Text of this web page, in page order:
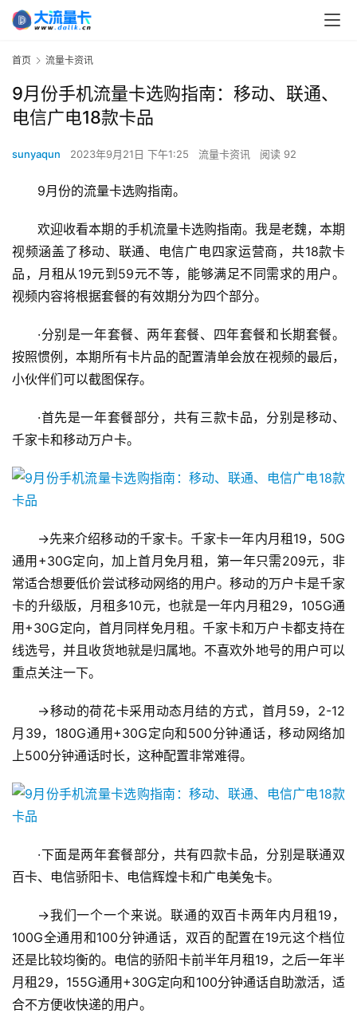
首页 流量卡资讯
9月份手机流量卡选购指南：移动、联通、
电信广电18款卡品
sunyaqun 2023年9月21日 下午1:25 流量卡资讯 阅读 92
9月份的流量卡选购指南。
欢迎收看本期的手机流量卡选购指南。我是老魏，本期
视频涵盖了移动、联通、电信广电四家运营商，共18款卡
品，月租从19元到59元不等，能够满足不同需求的用户。
视频内容将根据套餐的有效期分为四个部分。
·分别是一年套餐、两年套餐、四年套餐和长期套餐。
按照惯例，本期所有卡片品的配置清单会放在视频的最后，
小伙伴们可以截图保存。
·首先是一年套餐部分，共有三款卡品，分别是移动、
千家卡和移动万户卡。
→先来介绍移动的千家卡。千家卡一年内月租19，50G
通用+30G定向，加上首月免月租，第一年只需209元，非
常适合想要低价尝试移动网络的用户。移动的万户卡是千家
卡的升级版，月租多10元，也就是一年内月租29，105G通
用+30G定向，首月同样免月租。千家卡和万户卡都支持在
线选号，并且收货地就是归属地。不喜欢外地号的用户可以
重点关注一下。
→移动的荷花卡采用动态月结的方式，首月59，2-12
月39，180G通用+30G定向和500分钟通话，移动网络加
上500分钟通话时长，这种配置非常难得。
·下面是两年套餐部分，共有四款卡品，分别是联通双
百卡、电信骄阳卡、电信辉煌卡和广电美兔卡。
→我们一个一个来说。联通的双百卡两年内月租19，
100G全通用和100分钟通话，双百的配置在19元这个档位
还是比较均衡的。电信的骄阳卡前半年月租19，之后一年半
月租29，155G通用+30G定向和100分钟通话自助激活，适
合不方便收快递的用户。